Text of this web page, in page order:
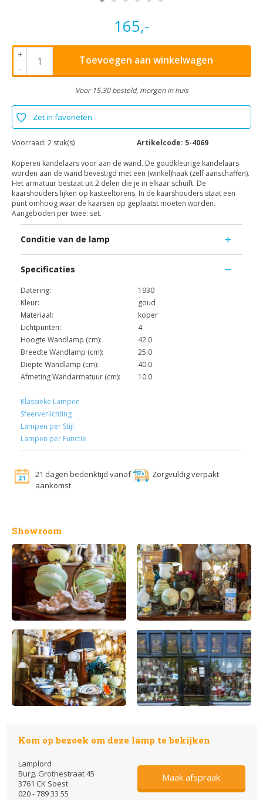
165,-
+
-
Toevoegen aan winkelwagen
Voor 15.30 besteld, morgen in huis
Zet in favorieten
Voorraad: 2 stuk(s) Artikelcode: 5-4069
Koperen kandelaars voor aan de wand. De goudkleurige kandelaars
worden aan de wand bevestigd met een (winkel)haak (zelf aanschaffen).
Het armatuur bestaat uit 2 delen die je in elkaar schuift. De
kaarshouders lijken op kasteeltorens. In de kaarshouders staat een
punt omhoog waar de kaarsen op geplaatst moeten worden.
Aangeboden per twee: set.
Conditie van de lamp
Specificaties
Datering:
1930
Kleur:
goud
Materiaal:
koper
Lichtpunten:
4
Hoogte Wandlamp (cm):
42.0
Breedte Wandlamp (cm):
25.0
Diepte Wandlamp (cm):
40.0
Afmeting Wandarmatuur (cm):
10.0
Klassieke Lampen
Sfeerverlichting
Lampen per Stijl
Lampen per Functie
21 dagen bedenktijd vanaf
aankomst
Zorgvuldig verpakt
Showroom
Kom op bezoek om deze lamp te bekijken
Lamplord
Burg. Grothestraat 45
3761 CK Soest
020 - 789 33 55
Maak afspraak